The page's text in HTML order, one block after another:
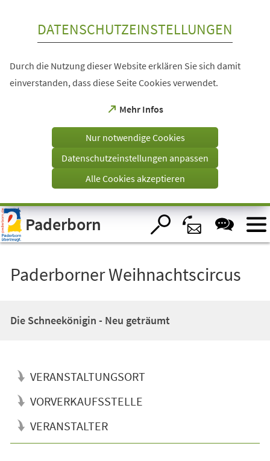
Visuelle
Assistenzsoftware
öffnen.
DATENSCHUTZEINSTELLUNGEN
Durch die Nutzung dieser Website erklären Sie sich damit
einverstanden, dass diese Seite Cookies verwendet.
Mehr Infos
(Öffnet
einem
Tab)
Nur notwendige Cookies
Datenschutzeinstellungen anpassen
Alle Cookies akzeptieren
Paderborn
Paderborner Weihnachtscircus
Die Schneekönigin - Neu geträumt
VERANSTALTUNGSORT
VORVERKAUFSSTELLE
VERANSTALTER